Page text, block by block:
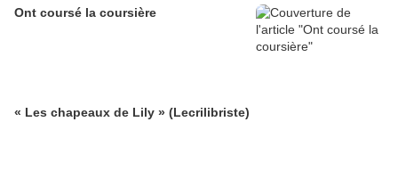
Ont coursé la coursière
« Les chapeaux de Lily » (Lecrilibriste)